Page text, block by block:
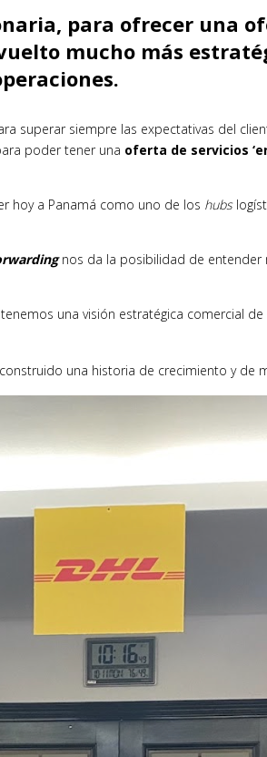
para ofrecer una
mucho más
superar siempre las expectativas del
poder tener una oferta de servicios
hoy a Panamá como uno de los hubs
nos da la posibilidad de entender
una visión estratégica comercial
una historia de crecimiento y de